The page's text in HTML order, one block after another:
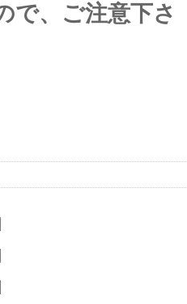
で、ご注意下さ